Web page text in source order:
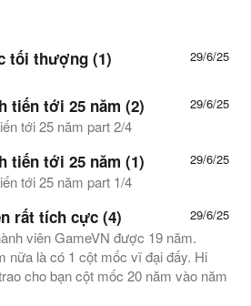
29/6/25
tối thượng (1)
29/6/25
tiến tới 25 năm (2)
tới 25 năm part 2/4
29/6/25
tiến tới 25 năm (1)
tới 25 năm part 1/4
29/6/25
rất tích cực (4)
viên GameVN được 19 năm.
nữa là có 1 cột mốc vĩ đại đấy. Hi
cho bạn cột mốc 20 năm vào năm